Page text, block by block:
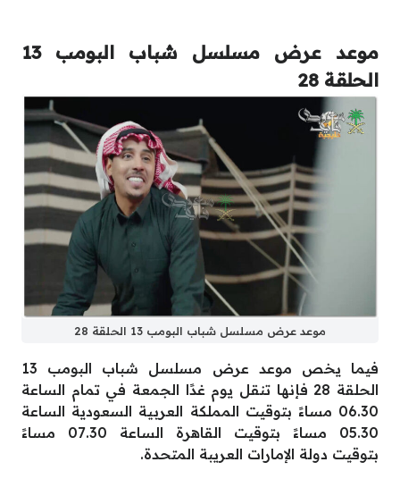
موعد عرض مسلسل شباب البومب 13
الحلقة 28
موعد عرض مسلسل شباب البومب 13 الحلقة 28
فيما يخص موعد عرض مسلسل شباب البومب 13
الحلقة 28 فإنها تنقل يوم غدًا الجمعة في تمام الساعة
06.30 مساءً بتوقيت المملكة العربية السعودية الساعة
05.30 مساءً بتوقيت القاهرة الساعة 07.30 مساءً
بتوقيت دولة الإمارات العريبة المتحدة.